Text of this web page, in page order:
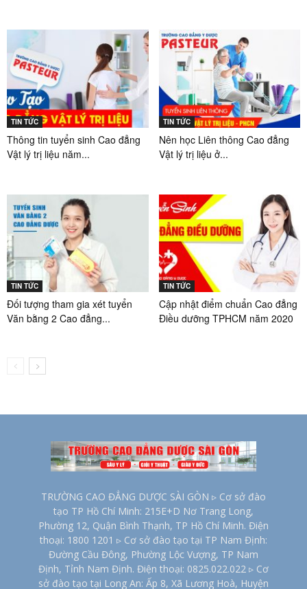
TIN TỨC
Thông tin tuyển sinh Cao đẳng
Vật lý trị liệu năm...
TIN TỨC
Nên học Liên thông Cao đẳng
Vật lý trị liệu ở...
TIN TỨC
Đối tượng tham gia xét tuyển
Văn bằng 2 Cao đẳng...
TIN TỨC
Cập nhật điểm chuẩn Cao đẳng
Điều dưỡng TPHCM năm 2020
TRƯỜNG CAO ĐẲNG DƯỢC SÀI GÒN ▹ Cơ sở đào
tạo TP Hồ Chí Minh: 215E+D Nơ Trang Long,
Phường 12, Quận Bình Thạnh, TP Hồ Chí Minh. Điện
thoại: 1800 1201 ▹ Cơ sở đào tạo tại TP Nam Định:
Đường Cầu Đông, Phường Lộc Vượng, TP Nam
Định, Tỉnh Nam Định. Điện thoại: 0825.022.022 ▹ Cơ
sở đào tạo tại Long An: Ấp 8, Xã Lương Hoà, Huyện